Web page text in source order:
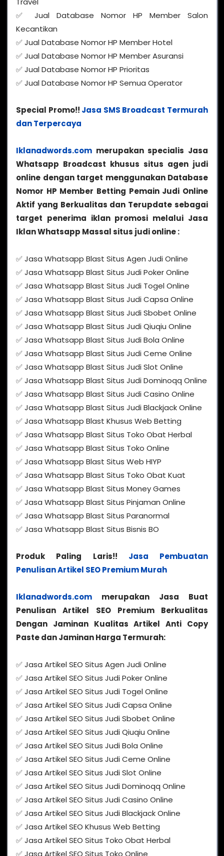
✅ Jual Database Nomor HP Member Salon
Kecantikan
✅ Jual Database Nomor HP Member Hotel
✅ Jual Database Nomor HP Member Asuransi
✅ Jual Database Nomor HP Prioritas
✅ Jual Database Nomor HP Semua Operator
Special Promo!! Jasa SMS Broadcast Termurah
dan Terpercaya
Iklanadwords.com merupakan specialis Jasa
Whatsapp Broadcast khusus situs agen judi
online dengan target menggunakan Database
Nomor HP Member Betting Pemain Judi Online
Aktif yang Berkualitas dan Terupdate sebagai
target penerima iklan promosi melalui Jasa
Iklan Whatsapp Massal situs judi online :
✅ Jasa Whatsapp Blast Situs Agen Judi Online
✅ Jasa Whatsapp Blast Situs Judi Poker Online
✅ Jasa Whatsapp Blast Situs Judi Togel Online
✅ Jasa Whatsapp Blast Situs Judi Capsa Online
✅ Jasa Whatsapp Blast Situs Judi Sbobet Online
✅ Jasa Whatsapp Blast Situs Judi Qiuqiu Online
✅ Jasa Whatsapp Blast Situs Judi Bola Online
✅ Jasa Whatsapp Blast Situs Judi Ceme Online
✅ Jasa Whatsapp Blast Situs Judi Slot Online
✅ Jasa Whatsapp Blast Situs Judi Dominoqq Online
✅ Jasa Whatsapp Blast Situs Judi Casino Online
✅ Jasa Whatsapp Blast Situs Judi Blackjack Online
✅ Jasa Whatsapp Blast Khusus Web Betting
✅ Jasa Whatsapp Blast Situs Toko Obat Herbal
✅ Jasa Whatsapp Blast Situs Toko Online
✅ Jasa Whatsapp Blast Situs Web HIYP
✅ Jasa Whatsapp Blast Situs Toko Obat Kuat
✅ Jasa Whatsapp Blast Situs Money Games
✅ Jasa Whatsapp Blast Situs Pinjaman Online
✅ Jasa Whatsapp Blast Situs Paranormal
✅ Jasa Whatsapp Blast Situs Bisnis BO
Produk Paling Laris!! Jasa Pembuatan
Penulisan Artikel SEO Premium Murah
Iklanadwords.com merupakan Jasa Buat
Penulisan Artikel SEO Premium Berkualitas
Dengan Jaminan Kualitas Artikel Anti Copy
Paste dan Jaminan Harga Termurah:
✅ Jasa Artikel SEO Situs Agen Judi Online
✅ Jasa Artikel SEO Situs Judi Poker Online
✅ Jasa Artikel SEO Situs Judi Togel Online
✅ Jasa Artikel SEO Situs Judi Capsa Online
✅ Jasa Artikel SEO Situs Judi Sbobet Online
✅ Jasa Artikel SEO Situs Judi Qiuqiu Online
✅ Jasa Artikel SEO Situs Judi Bola Online
✅ Jasa Artikel SEO Situs Judi Ceme Online
✅ Jasa Artikel SEO Situs Judi Slot Online
✅ Jasa Artikel SEO Situs Judi Dominoqq Online
✅ Jasa Artikel SEO Situs Judi Casino Online
✅ Jasa Artikel SEO Situs Judi Blackjack Online
✅ Jasa Artikel SEO Khusus Web Betting
✅ Jasa Artikel SEO Situs Toko Obat Herbal
✅ Jasa Artikel SEO Situs Toko Online